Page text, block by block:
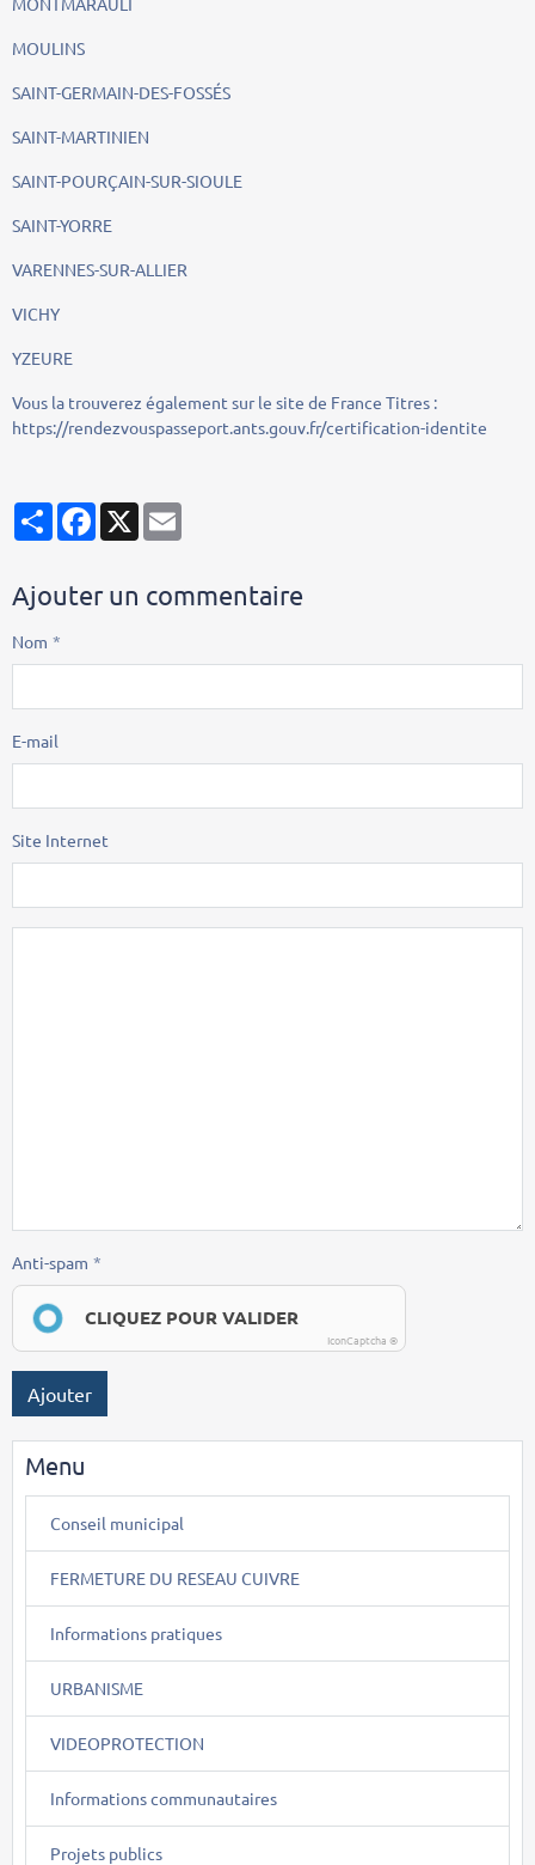
MOULINS
SAINT-GERMAIN-DES-FOSSÉS
SAINT-MARTINIEN
SAINT-POURÇAIN-SUR-SIOULE
SAINT-YORRE
VARENNES-SUR-ALLIER
VICHY
YZEURE
Vous la trouverez également sur le site de France Titres :
https://rendezvouspasseport.ants.gouv.fr/certification-identite
PartagerFacebook
X
Ajouter un commentaire
Nom
E-mail
Site Internet
Anti-spam
CLIQUEZ POUR VALIDER
IconCaptcha ©
Ajouter
Menu
Conseil municipal
FERMETURE DU RESEAU CUIVRE
Informations pratiques
URBANISME
VIDEOPROTECTION
Informations communautaires
Projets publics